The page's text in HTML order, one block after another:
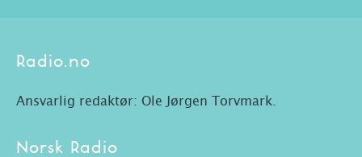
Radio.no
Ansvarlig redaktør: Ole Jørgen Torvmark.
Norsk Radio